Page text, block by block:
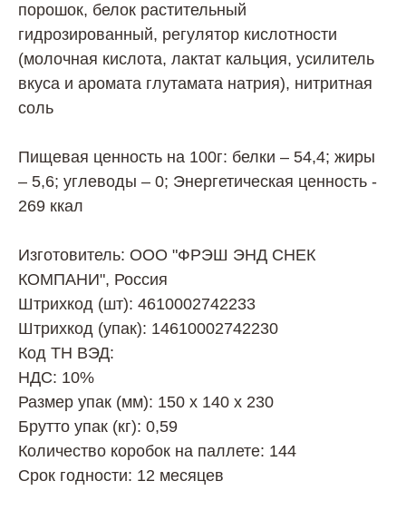
порошок, белок растительный
гидрозированный, регулятор кислотности
(молочная кислота, лактат кальция, усилитель
вкуса и аромата глутамата натрия), нитритная
соль
Пищевая ценность на 100г: белки – 54,4; жиры
– 5,6; углеводы – 0; Энергетическая ценность -
269 ккал
Изготовитель: ООО "ФРЭШ ЭНД СНЕК
КОМПАНИ", Россия
Штрихкод (шт): 4610002742233
Штрихкод (упак): 14610002742230
Код ТН ВЭД:
НДС: 10%
Размер упак (мм): 150 х 140 х 230
Брутто упак (кг): 0,59
Количество коробок на паллете: 144
Срок годности: 12 месяцев